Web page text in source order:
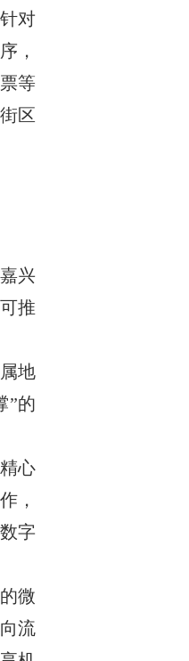
对
，
等
区
兴
推
地
”的
心
，
字
微
流